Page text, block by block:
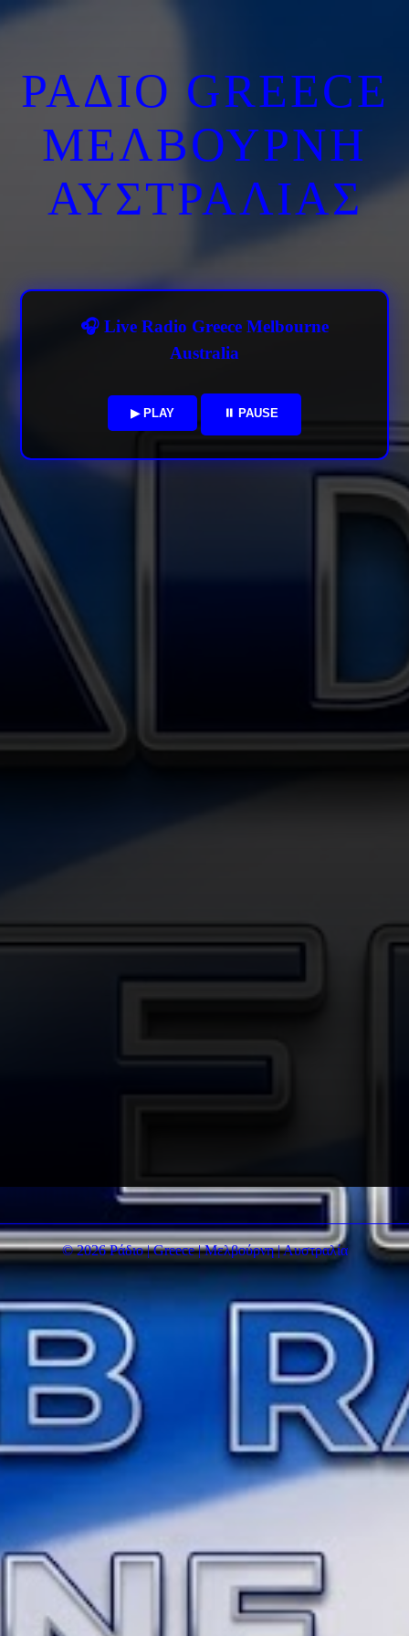
ΡΑΔΙΟ GREECE
ΜΕΛΒΟΥΡΝΗ
ΑΥΣΤΡΑΛΙΑΣ
🎧 Live Radio Greece Melbourne
Australia
▶ PLAY ⏸ PAUSE
© 2026 Ράδιο | Greece | Μελβούρνη | Αυστραλία